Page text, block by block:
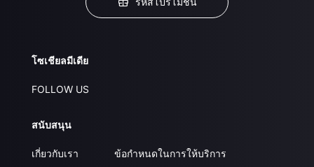
โซเชียลมีเดีย
FOLLOW US
สนับสนุน
เกี่ยวกับเรา
ข้อกำหนดในการให้บริการ